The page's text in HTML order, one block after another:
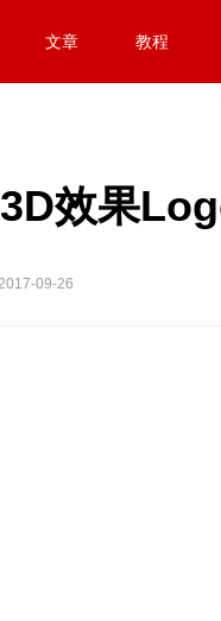
文章 教程
效果
09-26